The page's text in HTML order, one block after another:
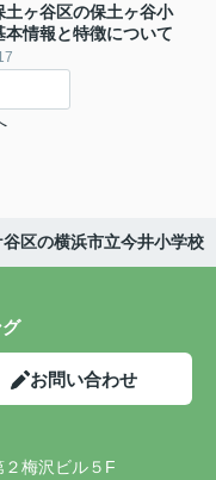
土ヶ谷区の保土ヶ谷小
本情報と特徴について
区の横浜市立今井小学校
お問い合わせ
梅沢ビル５F